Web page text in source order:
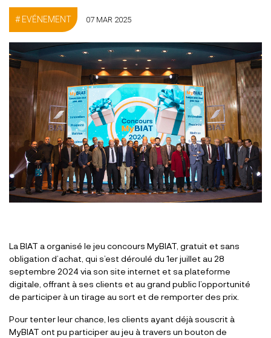
EVÉNEMENT 07 MAR 2025
La BIAT a organisé le jeu concours MyBIAT, gratuit et sans
obligation d’achat, qui s’est déroulé du 1er juillet au 28
septembre 2024 via son site internet et sa plateforme
digitale, offrant à ses clients et au grand public l’opportunité
de participer à un tirage au sort et de remporter des prix.
Pour tenter leur chance, les clients ayant déjà souscrit à
MyBIAT ont pu participer au jeu à travers un bouton de